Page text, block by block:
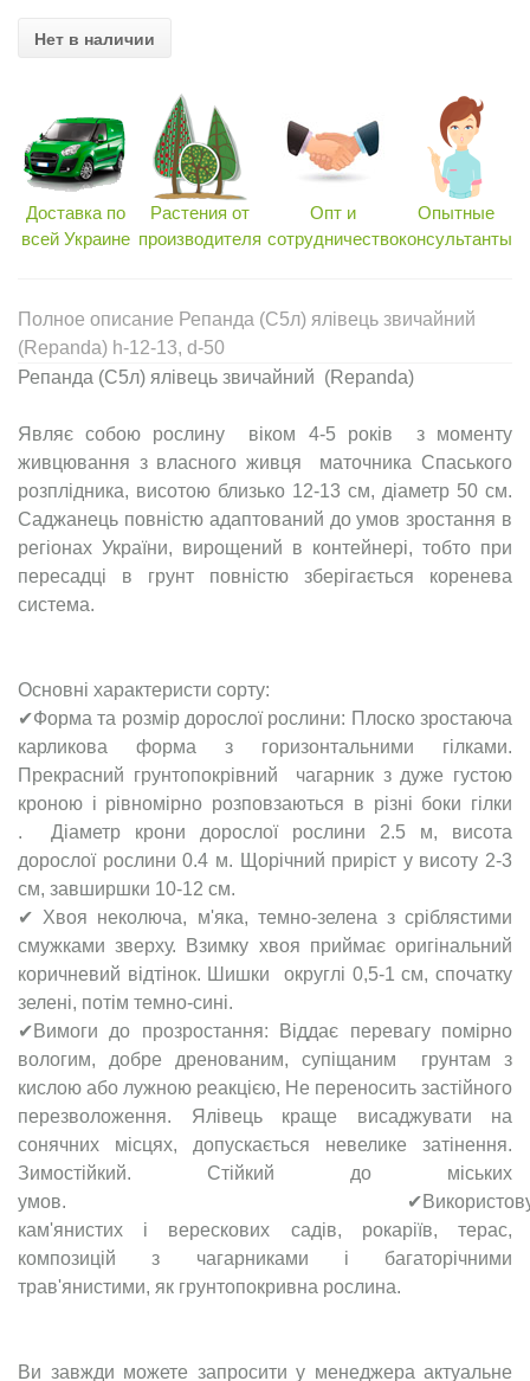
Нет в наличии
Доставка по
всей Украине
Растения от
производителя
Опт и
сотрудничество
Опытные
консультанты
Полное описание Репанда (С5л) ялівець звичайний
(Repanda) h-12-13, d-50
Репанда (С5л) ялівець звичайний (Repanda)
Являє собою рослину віком 4-5 років з моменту
живцювання з власного живця маточника Спаського
розплідника, висотою близько 12-13 см, діаметр 50 см.
Саджанець повністю адаптований до умов зростання в
регіонах України, вирощений в контейнері, тобто при
пересадці в грунт повністю зберігається коренева
система.
Основні характеристи сорту:
✔Форма та розмір дорослої рослини: Плоско зростаюча
карликова форма з горизонтальними гілками.
Прекрасний грунтопокрівний чагарник з дуже густою
кроною і рівномірно розповзаються в різні боки гілки
. Діаметр крони дорослої рослини 2.5 м, висота
дорослої рослини 0.4 м. Щорічний приріст у висоту 2-3
см, завширшки 10-12 см.
✔ Хвоя неколюча, м'яка, темно-зелена з сріблястими
смужками зверху. Взимку хвоя приймає оригінальний
коричневий відтінок. Шишки округлі 0,5-1 см, спочатку
зелені, потім темно-сині.
✔Вимоги до прозростання: Віддає перевагу помірно
вологим, добре дренованим, супіщаним грунтам з
кислою або лужною реакцією, Не переносить застійного
перезволоження. Ялівець краще висаджувати на
сонячних місцях, допускається невелике затінення.
Зимостійкий. Стійкий до міських
умов.
кам'янистих і верескових садів, рокаріїв, терас,
композицій з чагарниками і багаторічними
трав'янистими, як грунтопокривна рослина.
Ви завжди можете запросити у менеджера актуальне